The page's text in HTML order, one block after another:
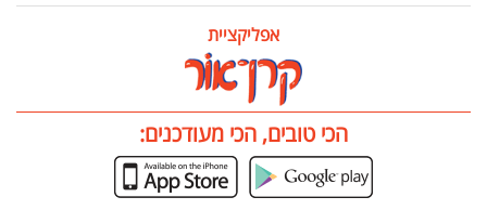
אפליקציית
הכי טובים, הכי מעודכנים: